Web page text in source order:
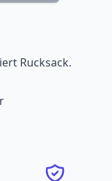
Rucksack.